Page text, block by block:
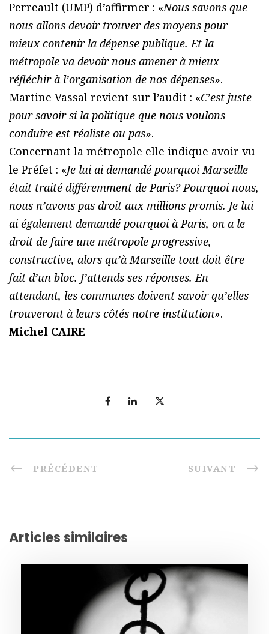
Perreault (UMP) d’affirmer : «Nous savons que
nous allons devoir trouver des moyens pour
mieux contenir la dépense publique. Et la
métropole va devoir nous amener à mieux
réfléchir à l’organisation de nos dépenses».
Martine Vassal revient sur l’audit : «C’est juste
pour savoir si la politique que nous voulons
conduire est réaliste ou pas».
Concernant la métropole elle indique avoir vu
le Préfet : «Je lui ai demandé pourquoi Marseille
était traité différemment de Paris? Pourquoi nous,
nous n’avons pas droit aux millions promis. Je lui
ai également demandé pourquoi à Paris, on a le
droit de faire une métropole progressive,
constructive, alors qu’à Marseille tout doit être
fait d’un bloc. J’attends ses réponses. En
attendant, les communes doivent savoir qu’elles
trouveront à leurs côtés notre institution».
Michel CAIRE
PRÉCÉDENT SUIVANT
Articles similaires